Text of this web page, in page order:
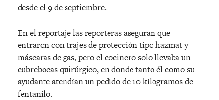
desde el 9 de septiembre.
En el reportaje las reporteras aseguran que
entraron con trajes de protección tipo hazmat y
máscaras de gas, pero el cocinero solo llevaba un
cubrebocas quirúrgico, en donde tanto él como su
ayudante atendían un pedido de 10 kilogramos de
fentanilo.